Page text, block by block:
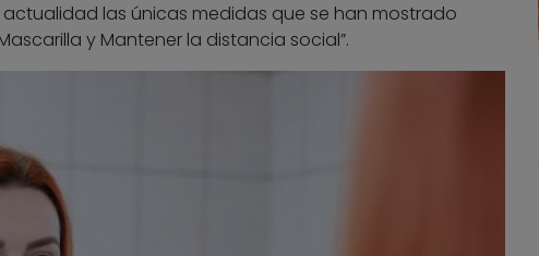
actualidad las únicas medidas que se han mostrado
y Mantener la distancia social”.